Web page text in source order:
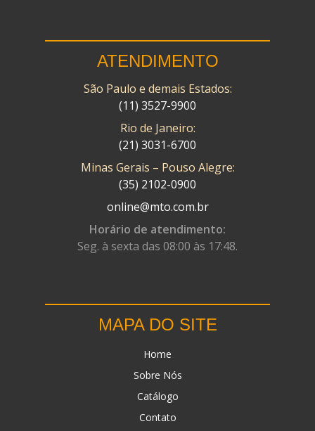
ATENDIMENTO
São Paulo e demais Estados:
(11) 3527-9900
Rio de Janeiro:
(21) 3031-6700
Minas Gerais – Pouso Alegre:
(35) 2102-0900
online@mto.com.br
Horário de atendimento:
Seg. à sexta das 08:00 às 17:48.
MAPA DO SITE
Home
Sobre Nós
Catálogo
Contato